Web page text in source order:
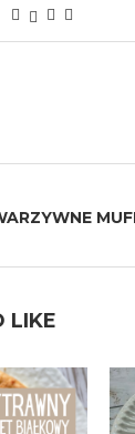
LIKE